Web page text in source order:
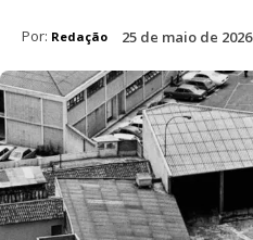
Por: Redação 25 de maio de 2026